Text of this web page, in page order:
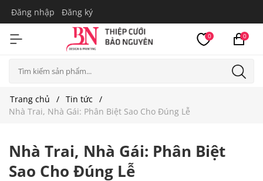
Đăng nhập Đăng ký
0 0
Trang chủ
Tin tức
Nhà Trai, Nhà Gái: Phân Biệt Sao Cho Đúng Lễ
Nhà Trai, Nhà Gái: Phân Biệt
Sao Cho Đúng Lễ